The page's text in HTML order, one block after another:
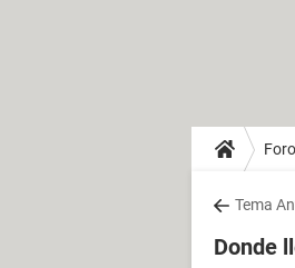
Tema
Donde